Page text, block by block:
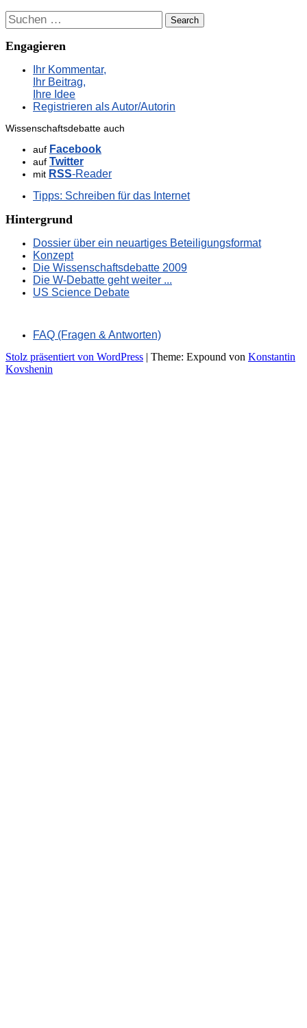
Suchen
Engagieren
Ihr Kommentar,
Ihr Beitrag,
Ihre Idee
Registrieren als Autor/Autorin
Wissenschaftsdebatte auch
auf Facebook
auf Twitter
mit RSS-Reader
Tipps: Schreiben für das Internet
Hintergrund
Dossier über ein neuartiges Beteiligungsformat
Konzept
Die Wissenschaftsdebatte 2009
Die W-Debatte geht weiter ...
US Science Debate
FAQ (Fragen & Antworten)
Stolz präsentiert von WordPress | Theme: Expound von Konstantin
Kovshenin